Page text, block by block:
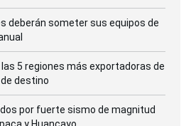
deberán someter sus equipos de
5 regiones más exportadoras de
destino
por fuerte sismo de magnitud
y Huancayo